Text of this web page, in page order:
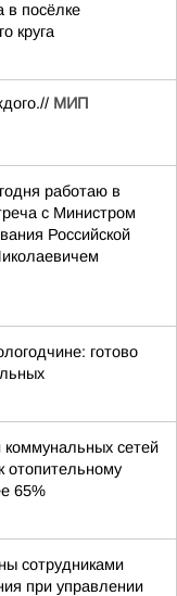
посёлке
круга
МИП
работаю в
с Министром
Российской
готово
коммунальных сетей
отопительному
65%
сотрудниками
при управлении